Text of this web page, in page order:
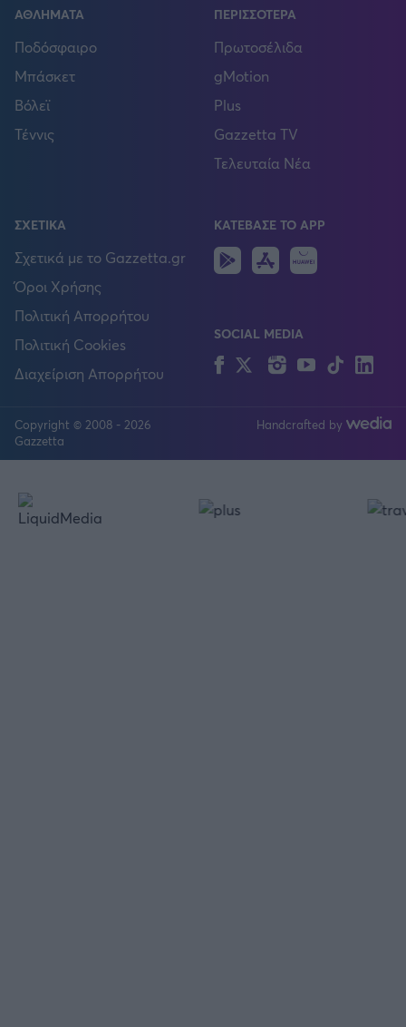
ΑΘΛΗΜΑΤΑ
Ποδόσφαιρο
Μπάσκετ
Βόλεϊ
Τέννις
ΠΕΡΙΣΣΟΤΕΡΑ
Πρωτοσέλιδα
gMotion
Plus
Gazzetta TV
Τελευταία Νέα
ΣΧΕΤΙΚΑ
Σχετικά με το Gazzetta.gr
Όροι Χρήσης
Πολιτική Απορρήτου
Πολιτική Cookies
Διαχείριση Απορρήτου
ΚΑΤΕΒΑΣΕ ΤΟ APP
Android
IOS
SOCIAL MEDIA
FacebookTwitterInstagram
YouTubeTikTok
Copyright © 2008 - 2026
Gazzetta
Handcrafted by